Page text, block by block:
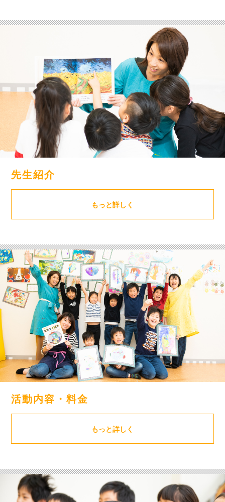
先生紹介
もっと詳しく
活動内容・料金
もっと詳しく